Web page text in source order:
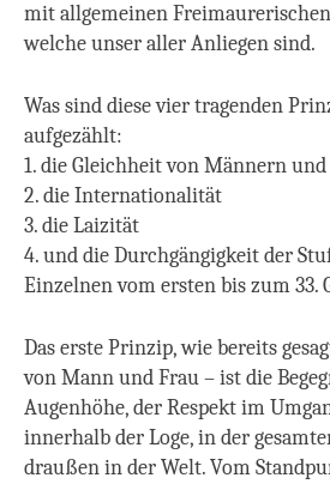
mit allgemeinen
welche unser aller Anliegen sind.
Was sind diese vier tragenden
aufgezählt:
1. die Gleichheit von Männern
2. die Internationalität
3. die Laizität
4. und die Durchgängigkeit der
Einzelnen vom ersten bis zum 33.
Das erste Prinzip, wie bereits
von Mann und Frau – ist die
Augenhöhe, der Respekt im
innerhalb der Loge, in der
draußen in der Welt. Vom